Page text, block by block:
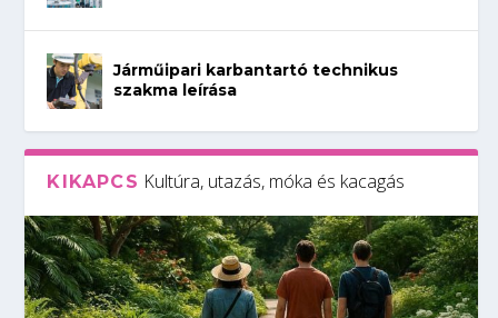
Járműipari karbantartó technikus
szakma leírása
KIKAPCS Kultúra, utazás, móka és kacagás